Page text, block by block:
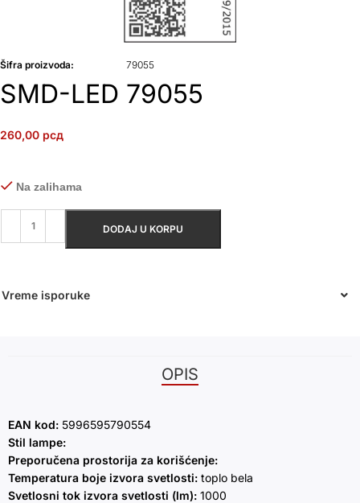
Šifra proizvoda: 79055
SMD-LED 79055
260,00 рсд
Na zalihama
DODAJ U KORPU
Vreme isporuke
OPIS
EAN kod: 5996595790554
Stil lampe:
Preporučena prostorija za korišćenje:
Temperatura boje izvora svetlosti: toplo bela
Svetlosni tok izvora svetlosti (lm): 1000